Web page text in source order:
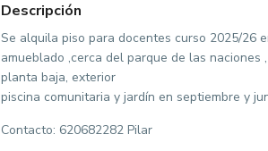
Descripción
Se alquila piso para docentes curso 2025/26
amueblado ,cerca del parque de las
planta baja, exterior
piscina comunitaria y jardín en septiembre y
Contacto: 620682282 Pilar